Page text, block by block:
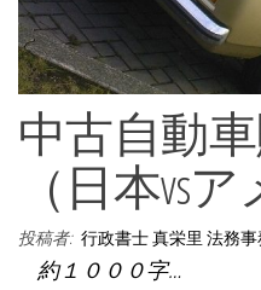
中古自動
（日本vs
投稿者: 行政書士 真栄里 法務
約１０００字…